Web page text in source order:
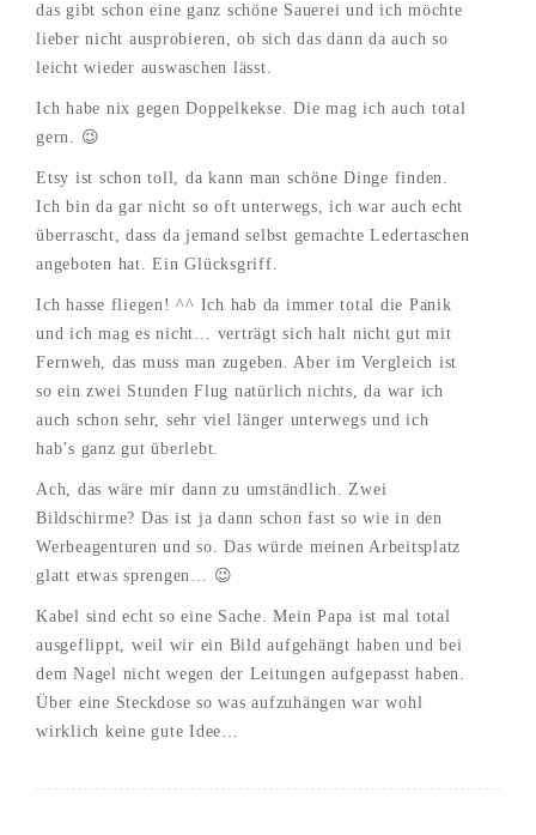
das gibt schon eine ganz schöne Sauerei und ich möchte
lieber nicht ausprobieren, ob sich das dann da auch so
leicht wieder auswaschen lässt.
Ich habe nix gegen Doppelkekse. Die mag ich auch total
gern. 😉
Etsy ist schon toll, da kann man schöne Dinge finden.
Ich bin da gar nicht so oft unterwegs, ich war auch echt
überrascht, dass da jemand selbst gemachte Ledertaschen
angeboten hat. Ein Glücksgriff.
Ich hasse fliegen! ^^ Ich hab da immer total die Panik
und ich mag es nicht… verträgt sich halt nicht gut mit
Fernweh, das muss man zugeben. Aber im Vergleich ist
so ein zwei Stunden Flug natürlich nichts, da war ich
auch schon sehr, sehr viel länger unterwegs und ich
hab’s ganz gut überlebt.
Ach, das wäre mir dann zu umständlich. Zwei
Bildschirme? Das ist ja dann schon fast so wie in den
Werbeagenturen und so. Das würde meinen Arbeitsplatz
glatt etwas sprengen… 😉
Kabel sind echt so eine Sache. Mein Papa ist mal total
ausgeflippt, weil wir ein Bild aufgehängt haben und bei
dem Nagel nicht wegen der Leitungen aufgepasst haben.
Über eine Steckdose so was aufzuhängen war wohl
wirklich keine gute Idee…